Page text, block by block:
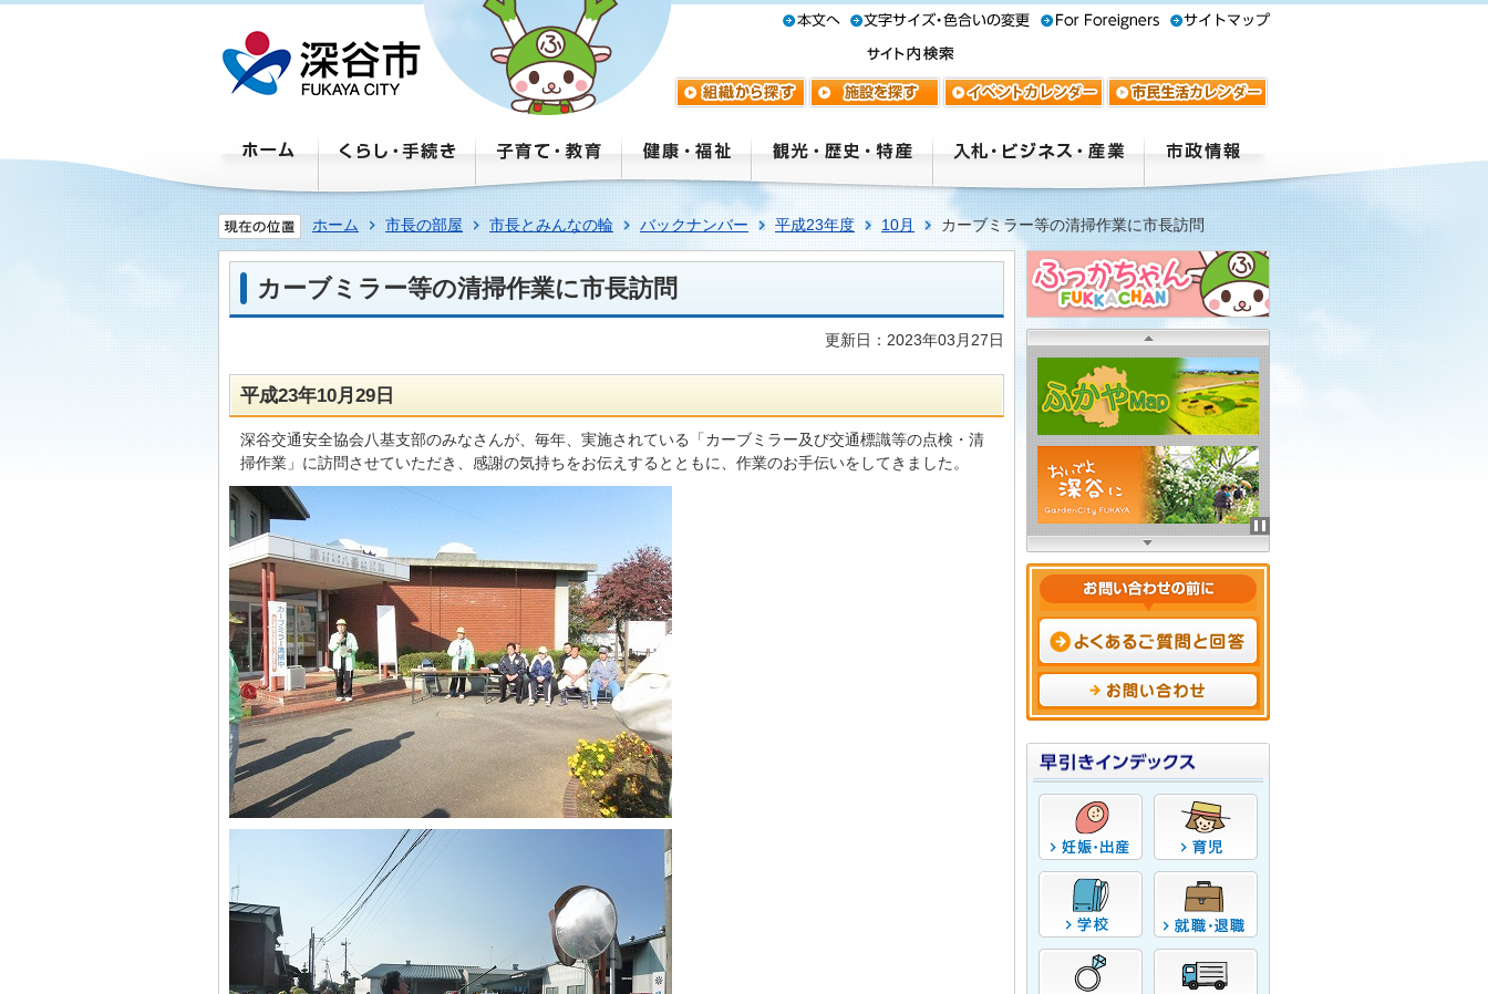
ホーム 市長の部屋 市長とみんなの輪 バックナンバー 平成23年度 10月 カーブミラー等の清掃作業に市長訪問
カーブミラー等の清掃作業に市長訪問
更新日：2023年03月27日
平成23年10月29日
深谷交通安全協会八基支部のみなさんが、毎年、実施されている「カーブミラー及び交通標識等の点検・清
掃作業」に訪問させていただき、感謝の気持ちをお伝えするとともに、作業のお手伝いをしてきました。